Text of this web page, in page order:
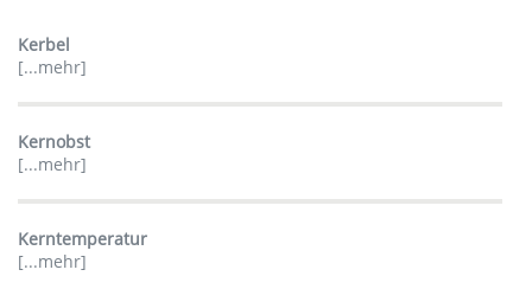
Kerbel
[...mehr]
Kernobst
[...mehr]
Kerntemperatur
[...mehr]